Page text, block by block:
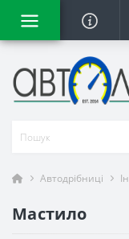
Автодрібниці
Мастило